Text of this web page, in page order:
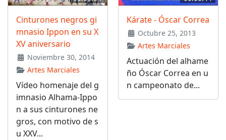
Cinturones negros gi
mnasio Ippon en su X
XV aniversario
Noviembre 30, 2014
Artes Marciales
Vídeo homenaje del g
imnasio Alhama-Ippo
n a sus cinturones ne
gros, con motivo de s
u XXV...
Kárate - Óscar Correa
Octubre 25, 2013
Artes Marciales
Actuación del alhame
ño Óscar Correa en u
n campeonato de...